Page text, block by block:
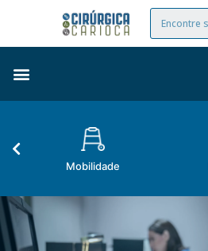
Mobilidade